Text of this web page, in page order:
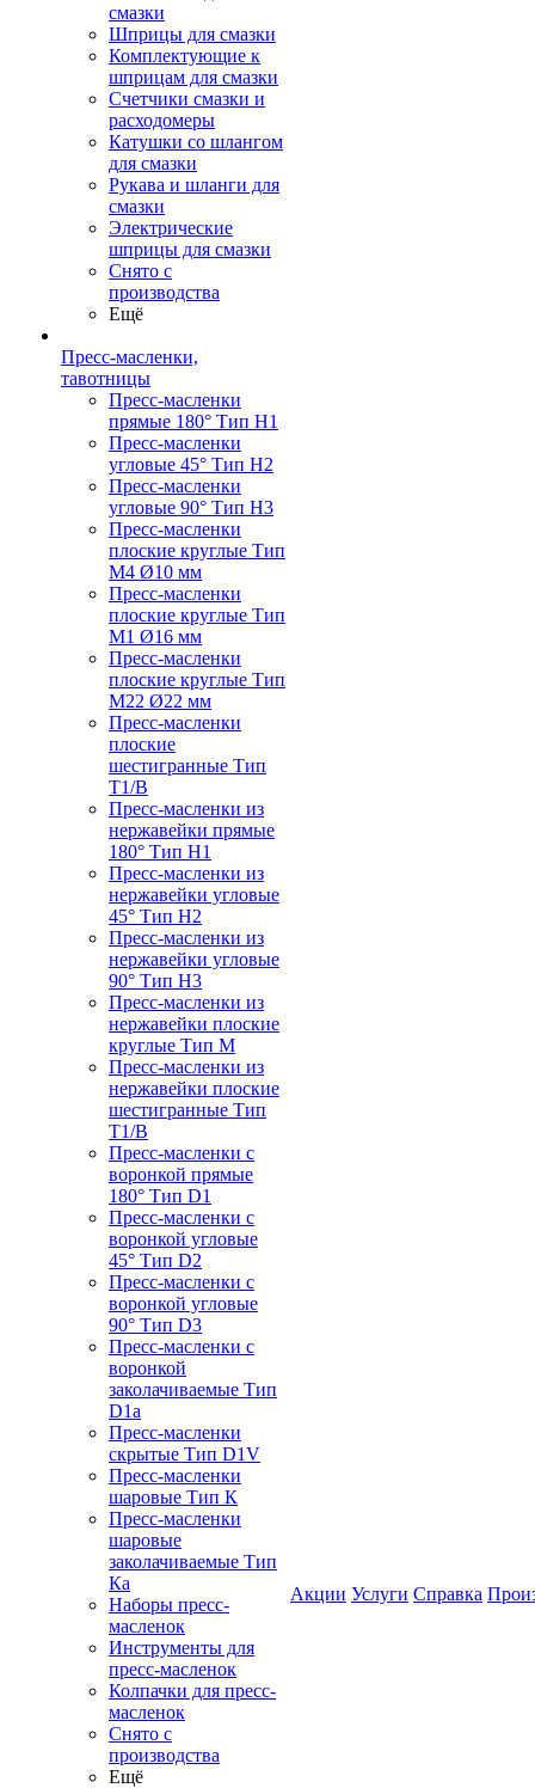
смазки
Шприцы для смазки
Комплектующие к
шприцам для смазки
Счетчики смазки и
расходомеры
Катушки со шлангом
для смазки
Рукава и шланги для
смазки
Электрические
шприцы для смазки
Снято с
производства
Ещё
Пресс-масленки,
тавотницы
Пресс-масленки
прямые 180° Тип H1
Пресс-масленки
угловые 45° Тип H2
Пресс-масленки
угловые 90° Тип H3
Пресс-масленки
плоские круглые Тип
M4 Ø10 мм
Пресс-масленки
плоские круглые Тип
M1 Ø16 мм
Пресс-масленки
плоские круглые Тип
M22 Ø22 мм
Пресс-масленки
плоские
шестигранные Тип
T1/B
Пресс-масленки из
нержавейки прямые
180° Тип H1
Пресс-масленки из
нержавейки угловые
45° Тип H2
Пресс-масленки из
нержавейки угловые
90° Тип H3
Пресс-масленки из
нержавейки плоские
круглые Тип M
Пресс-масленки из
нержавейки плоские
шестигранные Тип
T1/B
Пресс-масленки с
воронкой прямые
180° Тип D1
Пресс-масленки с
воронкой угловые
45° Тип D2
Пресс-масленки с
воронкой угловые
90° Тип D3
Пресс-масленки с
воронкой
заколачиваемые Тип
D1a
Пресс-масленки
скрытые Тип D1V
Пресс-масленки
шаровые Тип К
Пресс-масленки
шаровые
заколачиваемые Тип
Кa
Наборы пресс-
масленок
Инструменты для
пресс-масленок
Колпачки для пресс-
масленок
Снято с
производства
Ещё
Акции Услуги Справка